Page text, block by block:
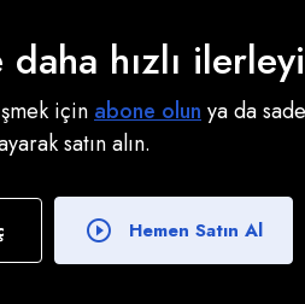
hızlı
için abone olun ya da
satın alın.
Hemen Satın Al